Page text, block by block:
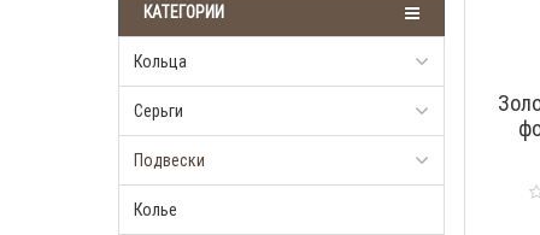
КАТЕГОРИИ
Кольца
Серьги
Подвески
Колье